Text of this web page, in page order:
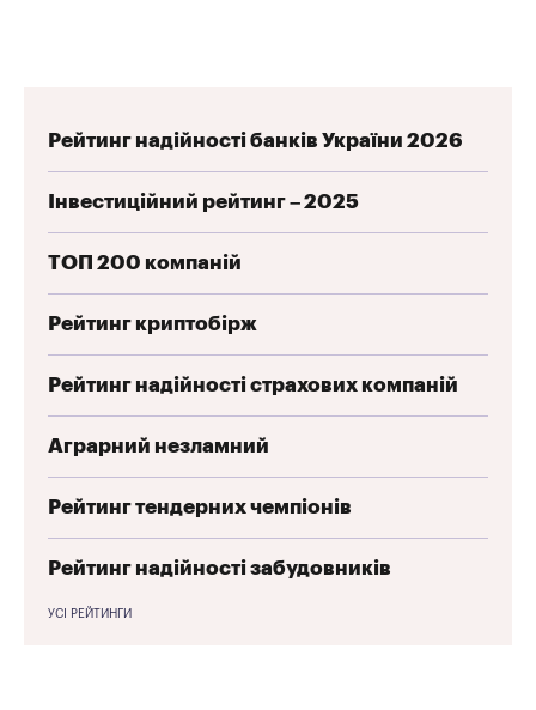
Рейтинг надійності банків України 2026
Інвестиційний рейтинг – 2025
ТОП 200 компаній
Рейтинг криптобірж
Рейтинг надійності страхових компаній
Аграрний незламний
Рейтинг тендерних чемпіонів
Рейтинг надійності забудовників
УСІ РЕЙТИНГИ